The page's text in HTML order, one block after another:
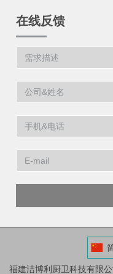
在线反馈
福建洁博利厨卫科技有限公